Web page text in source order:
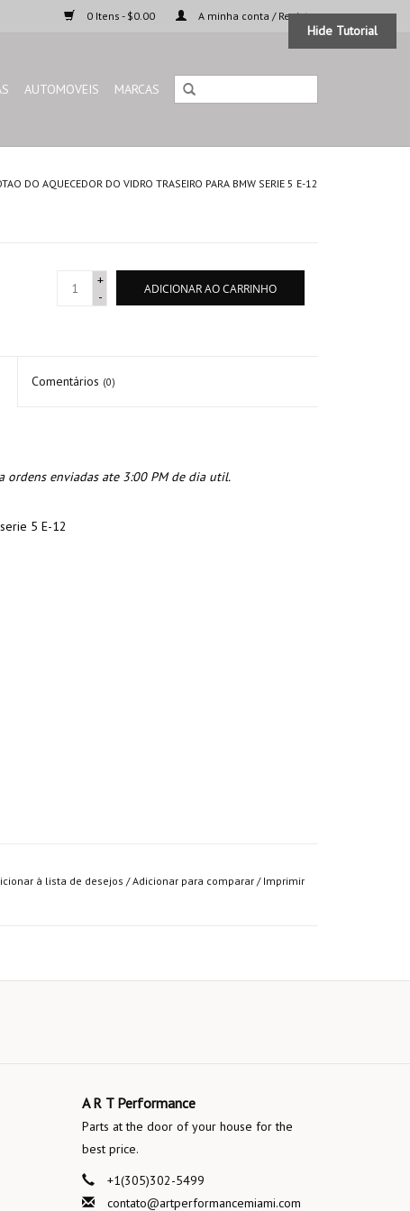
0 Itens - $0.00 A minha conta / Registar
AUTOMOVEIS MARCAS
DO AQUECEDOR DO VIDRO TRASEIRO PARA BMW SERIE 5 E-12
+
-
ADICIONAR AO CARRINHO
Comentários (0)
ordens enviadas ate 3:00 PM de dia util.
5 E-12
à lista de desejos /Adicionar para comparar / Imprimir
A R T Performance
Parts at the door of your house for the
best price.
+1(305)302-5499
contato@artperformancemiami.com
Hide Tutorial